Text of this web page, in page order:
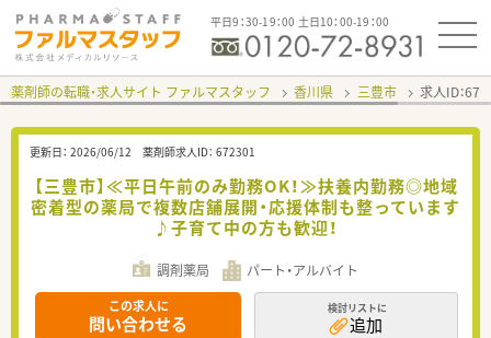
平日9：30-19：00 土日10：00-19：00
薬剤師の転職・求人サイト ファルマスタッフ 香川県 三豊市 求人ID：
更新日： 2026/06/12 薬剤師求人ID： 672301
【三豊市】≪平日午前のみ勤務OK！≫扶養内勤務◎地域
密着型の薬局で複数店舗展開・応援体制も整っています
♪子育て中の方も歓迎！
調剤薬局 パート・アルバイト
この求人に
問い合わせる
検討リストに
追加